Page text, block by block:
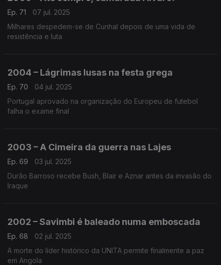
Ep. 71
07 jul. 2025
Milhares despedem-se de Cunhal depois de uma vida de
resistência e luta
2004 – Lágrimas lusas na festa grega
Ep. 70
04 jul. 2025
Portugal aprovado na organização do Europeu de futebol
falha o exame final
2003 – A Cimeira da guerra nas Lajes
Ep. 69
03 jul. 2025
Durão Barroso recebe Bush, Blair e Aznar antes da invasão do
Iraque
2002 – Savimbi é baleado numa emboscada
Ep. 68
02 jul. 2025
A morte do líder histórico da UNITA permite finalmente a paz
em Angola